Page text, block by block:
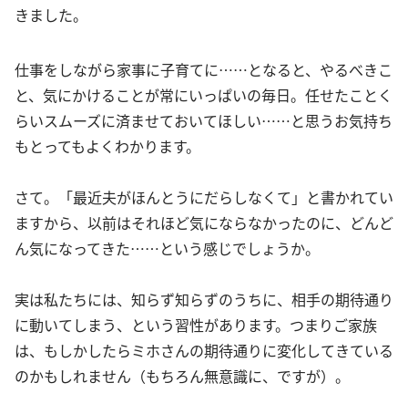
きました。
仕事をしながら家事に子育てに……となると、やるべきこ
と、気にかけることが常にいっぱいの毎日。任せたことく
らいスムーズに済ませておいてほしい……と思うお気持ち
もとってもよくわかります。
さて。「最近夫がほんとうにだらしなくて」と書かれてい
ますから、以前はそれほど気にならなかったのに、どんど
ん気になってきた……という感じでしょうか。
実は私たちには、知らず知らずのうちに、相手の期待通り
に動いてしまう、という習性があります。つまりご家族
は、もしかしたらミホさんの期待通りに変化してきている
のかもしれません（もちろん無意識に、ですが）。